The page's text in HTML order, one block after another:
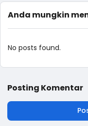
Anda mungkin
No posts found.
Posting Komentar